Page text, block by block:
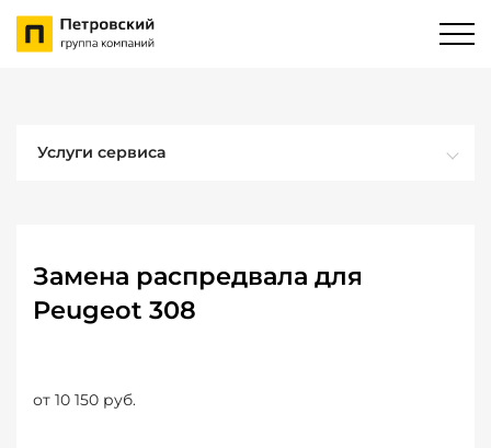
Услуги сервиса
Замена распредвала для
Peugeot 308
от 10 150 руб.